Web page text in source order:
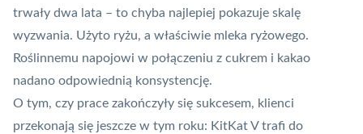
trwały dwa lata – to chyba najlepiej pokazuje skalę
wyzwania. Użyto ryżu, a właściwie mleka ryżowego.
Roślinnemu napojowi w połączeniu z cukrem i kakao
nadano odpowiednią konsystencję.
O tym, czy prace zakończyły się sukcesem, klienci
przekonają się jeszcze w tym roku: KitKat V trafi do